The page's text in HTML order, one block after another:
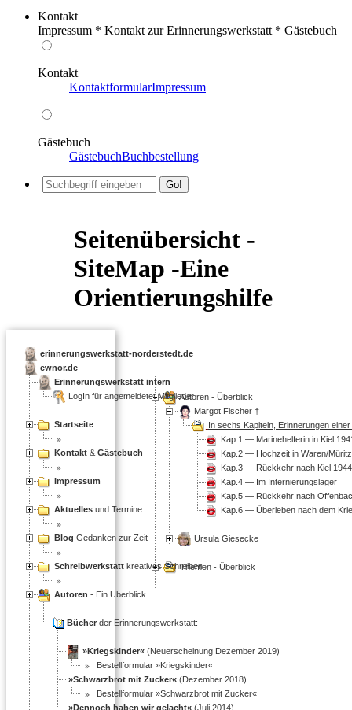
Kontakt
Impressum * Kontakt zur Erinnerungswerkstatt * Gästebuch
Kontakt
KontaktformularImpressum
Gästebuch
GästebuchBuchbestellung
Seitenübersicht -
SiteMap -Eine
Orientierungshilfe
Autoren - Überblick
Margot Fischer †
In sechs Kapiteln, Erinnerungen
Kap.1 — Marinehelferin in Kiel
Kap.2 — Hochzeit in Waren/
Kap.3 — Rückkehr nach Kiel 1944
Kap.4 — Im Internierungslager
Kap.5 — Rückkehr nach
Kap.6 — Überleben nach dem
Ursula Giesecke
Themen - Überblick
erinnerungswerkstatt-norderstedt.de
ewnor.de
Erinnerungswerkstatt intern
LogIn für angemeldetet Mitglieder
Startseite
Kontakt & Gästebuch
Impressum
Aktuelles und Termine
Blog Gedanken zur Zeit
Schreibwerkstatt kreatives Schreiben
Autoren - Ein Überblick
Bücher der Erinnerungswerkstatt:
»Kriegskinder« (Neuerscheinung Dezember 2019)
Bestellformular »Kriegskinder«
»Schwarzbrot mit Zucker« (Dezember 2018)
Bestellformular »Schwarzbrot mit Zucker«
»Dennoch haben wir gelacht« (Juli 2014)